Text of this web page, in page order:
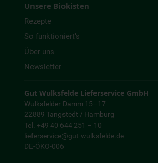
Unsere Biokisten
Rezepte
So funktioniert’s
Über uns
Newsletter
Gut Wulksfelde Lieferservice GmbH
Wulksfelder Damm 15–17
22889 Tangstedt / Hamburg
Tel. +49 40 644 251 – 10
lieferservice@gut-wulksfelde.de
DE-ÖKO-006